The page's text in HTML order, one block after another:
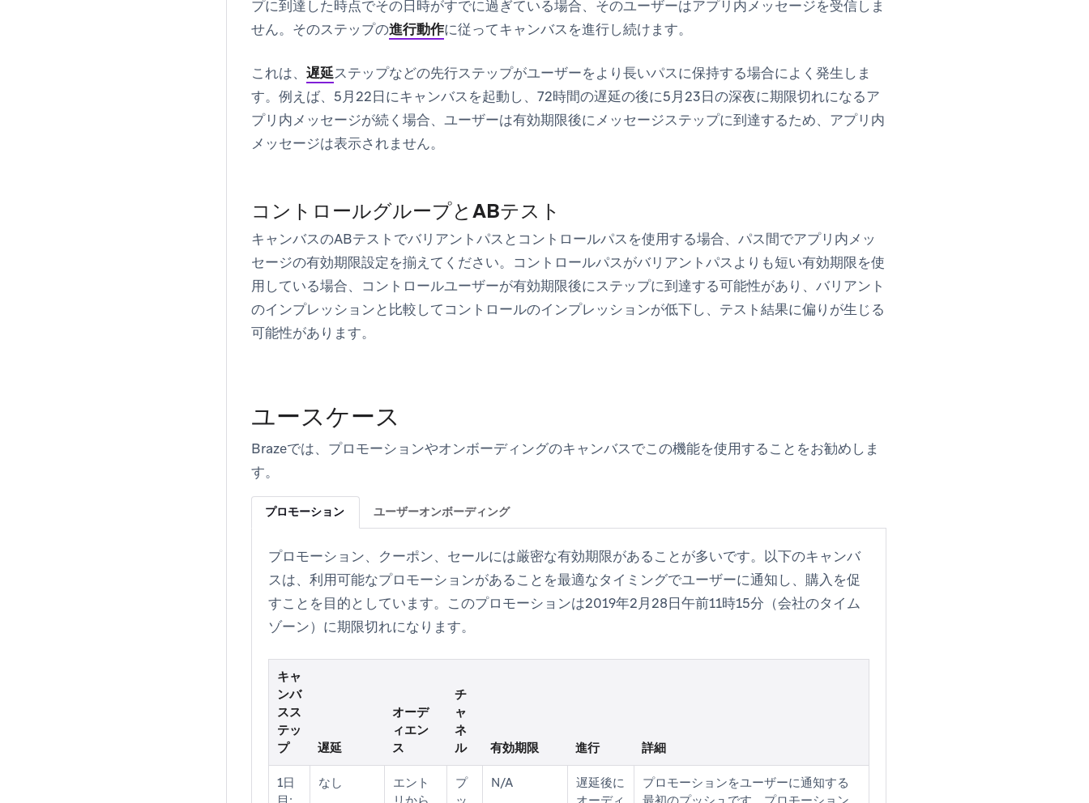
プに到達した時点でその日時がすでに過ぎている場合、そのユーザーはアプリ内メッセージを受信しま
せん。そのステップの進行動作に従ってキャンバスを進行し続けます。
これは、 遅延ステップなどの先行ステップがユーザーをより長いパスに保持する場合によく発生しま
す。例えば、5月22日にキャンバスを起動し、72時間の遅延の後に5月23日の深夜に期限切れになるア
プリ内メッセージが続く場合、ユーザーは有効期限後にメッセージステップに到達するため、アプリ内
メッセージは表示されません。
コントロールグループとABテスト
キャンバスのABテストでバリアントパスとコントロールパスを使用する場合、パス間でアプリ内メッ
セージの有効期限設定を揃えてください。コントロールパスがバリアントパスよりも短い有効期限を使
用している場合、コントロールユーザーが有効期限後にステップに到達する可能性があり、バリアント
のインプレッションと比較してコントロールのインプレッションが低下し、テスト結果に偏りが生じる
可能性があります。
ユースケース
Brazeでは、プロモーションやオンボーディングのキャンバスでこの機能を使用することをお勧めしま
す。
プロモーション ユーザーオンボーディング
プロモーション、クーポン、セールには厳密な有効期限があることが多いです。以下のキャンバ
スは、利用可能なプロモーションがあることを最適なタイミングでユーザーに通知し、購入を促
すことを目的としています。このプロモーションは2019年2月28日午前11時15分（会社のタイム
ゾーン）に期限切れになります。
キャ
ンバ
スス
テッ
プ
遅延
オーデ
ィエン
ス
チ
ャ
ネ
ル
有効期限 進行 詳細
1日
なし
エント
プ
N/A
遅延後に
プロモーションをユーザーに通知する